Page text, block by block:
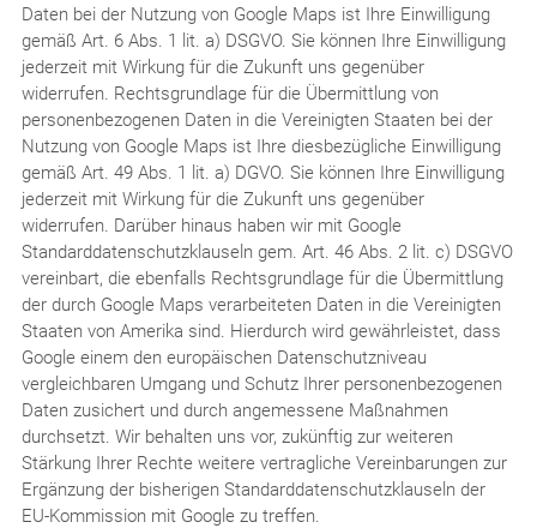
Daten bei der Nutzung von Google Maps ist Ihre Einwilligung
gemäß Art. 6 Abs. 1 lit. a) DSGVO. Sie können Ihre Einwilligung
jederzeit mit Wirkung für die Zukunft uns gegenüber
widerrufen. Rechtsgrundlage für die Übermittlung von
personenbezogenen Daten in die Vereinigten Staaten bei der
Nutzung von Google Maps ist Ihre diesbezügliche Einwilligung
gemäß Art. 49 Abs. 1 lit. a) DGVO. Sie können Ihre Einwilligung
jederzeit mit Wirkung für die Zukunft uns gegenüber
widerrufen. Darüber hinaus haben wir mit Google
Standarddatenschutzklauseln gem. Art. 46 Abs. 2 lit. c) DSGVO
vereinbart, die ebenfalls Rechtsgrundlage für die Übermittlung
der durch Google Maps verarbeiteten Daten in die Vereinigten
Staaten von Amerika sind. Hierdurch wird gewährleistet, dass
Google einem den europäischen Datenschutzniveau
vergleichbaren Umgang und Schutz Ihrer personenbezogenen
Daten zusichert und durch angemessene Maßnahmen
durchsetzt. Wir behalten uns vor, zukünftig zur weiteren
Stärkung Ihrer Rechte weitere vertragliche Vereinbarungen zur
Ergänzung der bisherigen Standarddatenschutzklauseln der
EU-Kommission mit Google zu treffen.